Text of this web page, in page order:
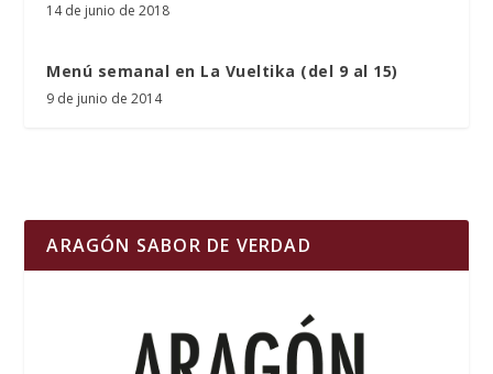
14 de junio de 2018
Menú semanal en La Vueltika (del 9 al 15)
9 de junio de 2014
ARAGÓN SABOR DE VERDAD